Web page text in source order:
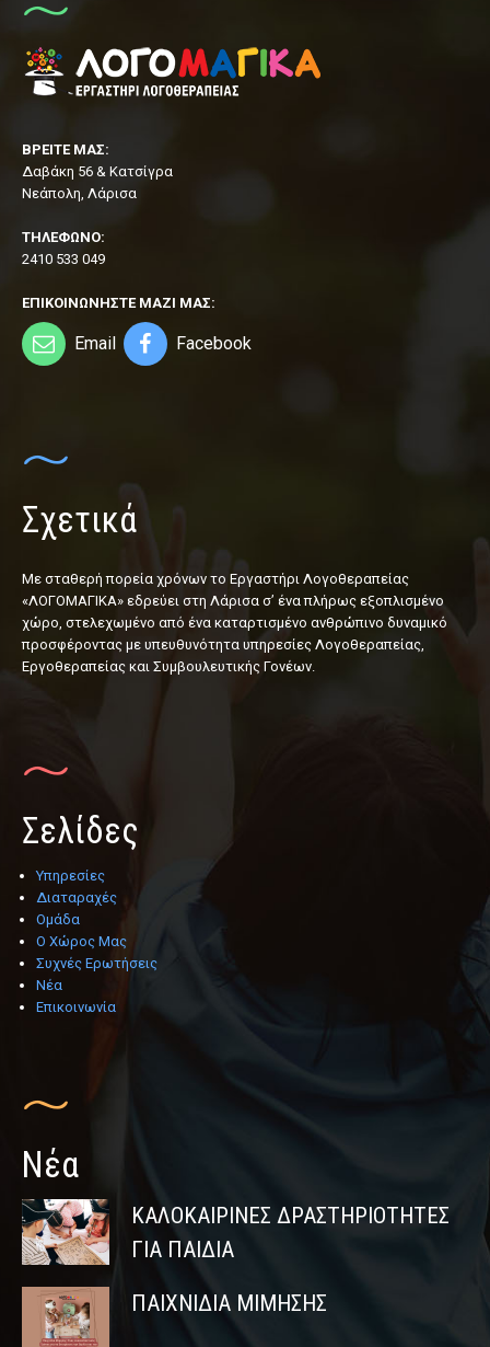
ΒΡΕΙΤΕ ΜΑΣ:
Δαβάκη 56 & Κατσίγρα
Νεάπολη, Λάρισα
ΤΗΛΕΦΩΝΟ:
2410 533 049
ΕΠΙΚΟΙΝΩΝΗΣΤΕ ΜΑΖΙ ΜΑΣ:
Email Facebook
Σχετικά
Με σταθερή πορεία χρόνων το Εργαστήρι Λογοθεραπείας
«ΛΟΓΟΜΑΓΙΚΑ» εδρεύει στη Λάρισα σ’ ένα πλήρως εξοπλισμένο
χώρο, στελεχωμένο από ένα καταρτισμένο ανθρώπινο δυναμικό
προσφέροντας με υπευθυνότητα υπηρεσίες Λογοθεραπείας,
Εργοθεραπείας και Συμβουλευτικής Γονέων.
Σελίδες
Υπηρεσίες
Διαταραχές
Ομάδα
Ο Χώρος Μας
Συχνές Ερωτήσεις
Νέα
Επικοινωνία
Νέα
ΚΑΛΟΚΑΙΡΙΝΈΣ ΔΡΑΣΤΗΡΙΌΤΗΤΕΣ
ΓΙΑ ΠΑΙΔΙΆ
ΠΑΙΧΝΊΔΙΑ ΜΊΜΗΣΗΣ